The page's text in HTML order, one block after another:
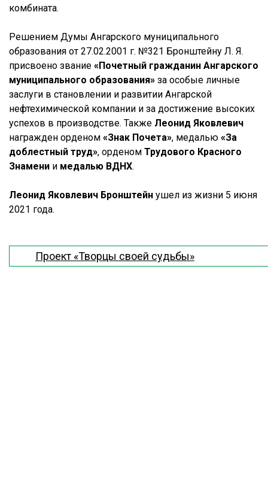
комбината.
Решением Думы Ангарского муниципального
образования от 27.02.2001 г. №321 Бронштейну Л. Я.
присвоено звание «Почетный гражданин Ангарского
муниципального образования» за особые личные
заслуги в становлении и развитии Ангарской
нефтехимической компании и за достижение высоких
успехов в производстве. Также Леонид Яковлевич
награжден орденом «Знак Почета», медалью «За
доблестный труд», орденом Трудового Красного
Знамени и медалью ВДНХ.
Леонид Яковлевич Бронштейн ушел из жизни 5 июня
2021 года.
Проект «Творцы своей судьбы»